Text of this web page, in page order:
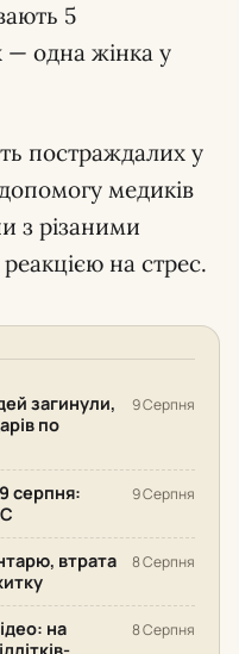
5
— одна жінка у
постраждалих у
медиків
з різаними
на стрес.
загинули,
по
9 Серпня
серпня:
9 Серпня
втрата
8 Серпня
на
8 Серпня